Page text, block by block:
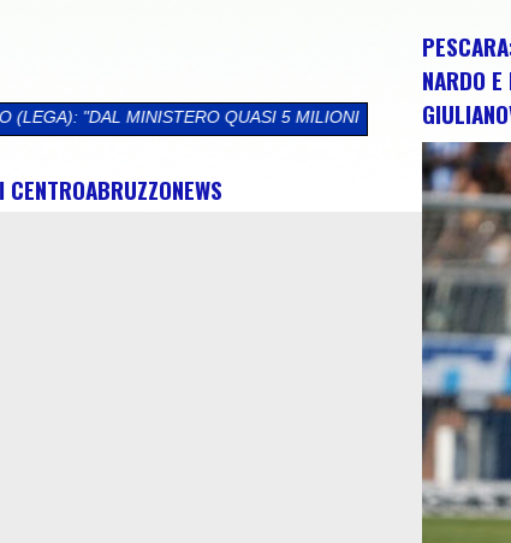
5 MILIONI DI EURO PER L'ABRUZZO. SBLOCCATI
NARDO